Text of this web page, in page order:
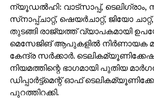
ന്യൂഡല്‍ഹി: വാട്‌സാപ്പ്, ടെലിഗ്രാം,
സ്‌നാപ്പ്ചാറ്റ്, ഷെയര്‍ചാറ്റ്, ജിയോ
തുടങ്ങി രാജ്യത്ത് വ്യാപകമായി
മെസേജിങ് ആപുകളില്‍ നിര്‍ണായക
കേന്ദ്ര സര്‍ക്കാര്‍.
നിയമത്തിന്റെ ഭാഗമായി പുതിയ
ഡിപ്പാര്‍ട്ട്‌മെന്റ് ഓഫ്
പുറത്തിറക്കി.